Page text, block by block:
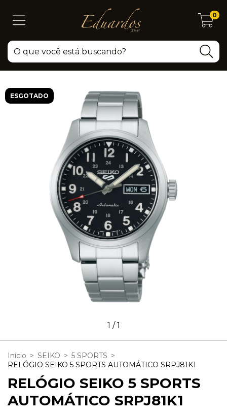
0
ESGOTADO
1 /1
Início > SEIKO > 5 SPORTS >
RELÓGIO SEIKO 5 SPORTS AUTOMÁTICO SRPJ81K1
RELÓGIO SEIKO 5 SPORTS
AUTOMÁTICO SRPJ81K1